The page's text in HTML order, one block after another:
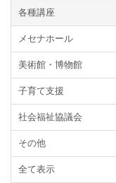
各種講座
メセナホール
美術館・博物館
子育て支援
社会福祉協議会
その他
全て表示